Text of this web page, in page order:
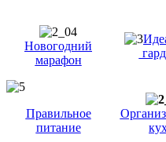
Новогодний
марафон
Правильное
питание